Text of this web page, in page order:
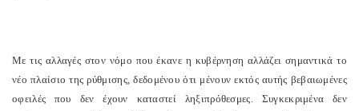
Με τις αλλαγές στον νόμο που έκανε η κυβέρνηση αλλάζει σημαντικά το
νέο πλαίσιο της ρύθμισης, δεδομένου ότι μένουν εκτός αυτής βεβαιωμένες
οφειλές που δεν έχουν καταστεί ληξιπρόθεσμες. Συγκεκριμένα δεν